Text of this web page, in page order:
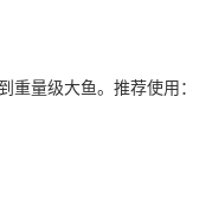
重量级大鱼。推荐使用：